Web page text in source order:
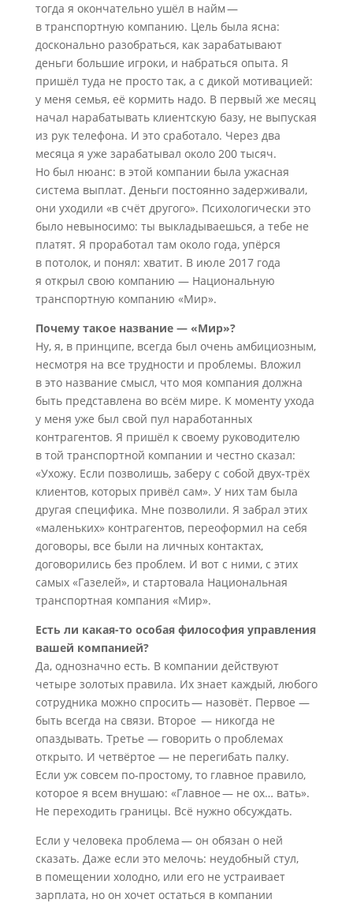
тогда я окончательно ушёл в найм —
в транспортную компанию. Цель была ясна:
досконально разобраться, как зарабатывают
деньги большие игроки, и набраться опыта. Я
пришёл туда не просто так, а с дикой мотивацией:
у меня семья, её кормить надо. В первый же месяц
начал нарабатывать клиентскую базу, не выпуская
из рук телефона. И это сработало. Через два
месяца я уже зарабатывал около 200 тысяч.
Но был нюанс: в этой компании была ужасная
система выплат. Деньги постоянно задерживали,
они уходили «в счёт другого». Психологически это
было невыносимо: ты выкладываешься, а тебе не
платят. Я проработал там около года, упёрся
в потолок, и понял: хватит. В июле 2017 года
я открыл свою компанию — Национальную
транспортную компанию «Мир».
Почему такое название — «Мир»?
Ну, я, в принципе, всегда был очень амбициозным,
несмотря на все трудности и проблемы. Вложил
в это название смысл, что моя компания должна
быть представлена во всём мире. К моменту ухода
у меня уже был свой пул наработанных
контрагентов. Я пришёл к своему руководителю
в той транспортной компании и честно сказал:
«Ухожу. Если позволишь, заберу с собой двух-трёх
клиентов, которых привёл сам». У них там была
другая специфика. Мне позволили. Я забрал этих
«маленьких» контрагентов, переоформил на себя
договоры, все были на личных контактах,
договорились без проблем. И вот с ними, с этих
самых «Газелей», и стартовала Национальная
транспортная компания «Мир».
Есть ли какая-то особая философия управления
вашей компанией?
Да, однозначно есть. В компании действуют
четыре золотых правила. Их знает каждый, любого
сотрудника можно спросить — назовёт. Первое —
быть всегда на связи. Второе — никогда не
опаздывать. Третье — говорить о проблемах
открыто. И четвёртое — не перегибать палку.
Если уж совсем по-простому, то главное правило,
которое я всем внушаю: «Главное — не ох… вать».
Не переходить границы. Всё нужно обсуждать.
Если у человека проблема — он обязан о ней
сказать. Даже если это мелочь: неудобный стул,
в помещении холодно, или его не устраивает
зарплата, но он хочет остаться в компании